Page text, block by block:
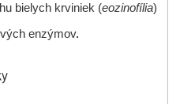
bielych krviniek (eozinofília)
enzýmov.